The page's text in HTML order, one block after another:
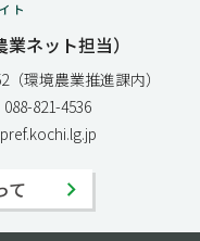
ネット担当）
環境農業推進課内）
821-4536
て